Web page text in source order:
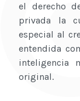
el derecho
privada la
especial al
entendida
inteligencia
original.